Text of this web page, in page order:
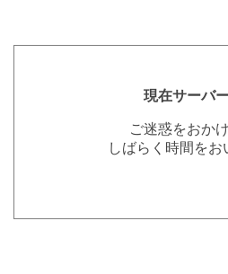
現在サーバ
ご迷惑をおか
しばらく時間を